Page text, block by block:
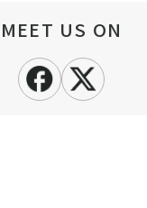
MEET US ON